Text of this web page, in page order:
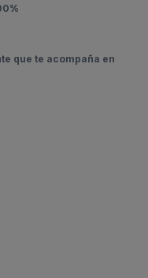
que te acompaña en